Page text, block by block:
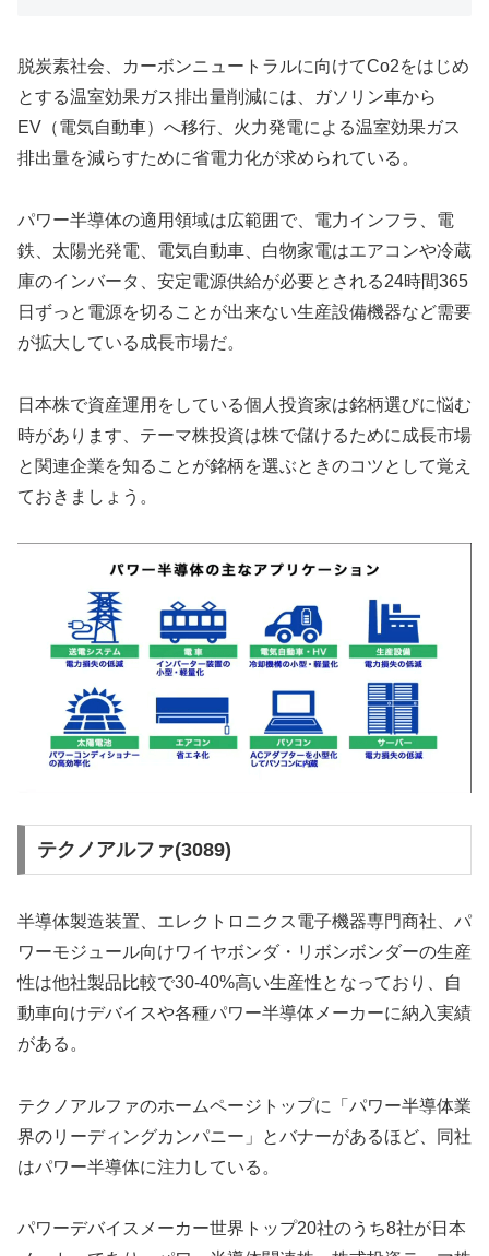
脱炭素社会、カーボンニュートラルに向けてCo2をはじめ
とする温室効果ガス排出量削減には、ガソリン車から
EV（電気自動車）へ移行、火力発電による温室効果ガス
排出量を減らすために省電力化が求められている。
パワー半導体の適用領域は広範囲で、電力インフラ、電
鉄、太陽光発電、電気自動車、白物家電はエアコンや冷蔵
庫のインバータ、安定電源供給が必要とされる24時間365
日ずっと電源を切ることが出来ない生産設備機器など需要
が拡大している成長市場だ。
日本株で資産運用をしている個人投資家は銘柄選びに悩む
時があります、テーマ株投資は株で儲けるために成長市場
と関連企業を知ることが銘柄を選ぶときのコツとして覚え
ておきましょう。
テクノアルファ(3089)
半導体製造装置、エレクトロニクス電子機器専門商社、パ
ワーモジュール向けワイヤボンダ・リボンボンダーの生産
性は他社製品比較で30-40%高い生産性となっており、自
動車向けデバイスや各種パワー半導体メーカーに納入実績
がある。
テクノアルファのホームページトップに「パワー半導体業
界のリーディングカンパニー」とバナーがあるほど、同社
はパワー半導体に注力している。
パワーデバイスメーカー世界トップ20社のうち8社が日本